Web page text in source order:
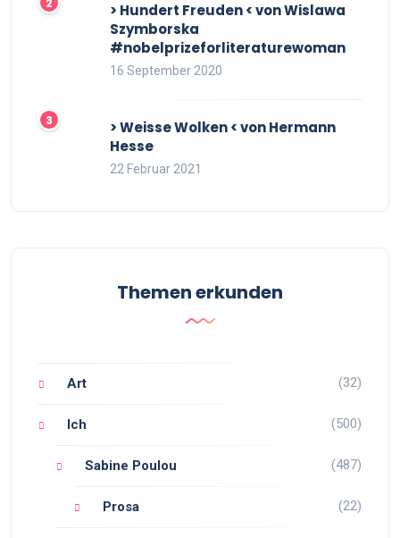
> Hundert Freuden < von Wislawa
Szymborska
#nobelprizeforliteraturewoman
16 September 2020
> Weisse Wolken < von Hermann
Hesse
22 Februar 2021
Themen erkunden
Art (32)
Ich (500)
Sabine Poulou (487)
Prosa (22)